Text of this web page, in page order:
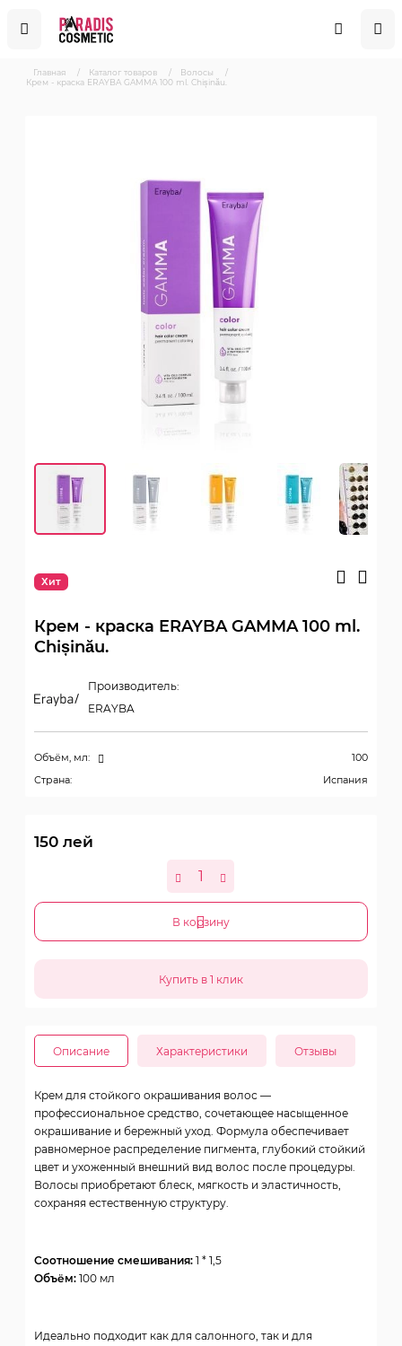
Главная / Каталог товаров / Волосы
/
Крем - краска ERAYBA GAMMA 100 ml. Chișinău.
Хит
Крем - краска ERAYBA GAMMA 100 ml.
Chișinău.
Производитель:
ERAYBA
Объём, мл:
100
Страна:
Испания
150 лей
В корзину
Описание Характеристики Отзывы
Крем для стойкого окрашивания волос —
профессиональное средство, сочетающее насыщенное
окрашивание и бережный уход. Формула обеспечивает
равномерное распределение пигмента, глубокий стойкий
цвет и ухоженный внешний вид волос после процедуры.
Волосы приобретают блеск, мягкость и эластичность,
сохраняя естественную структуру.
Соотношение смешивания: 1 * 1,5
Объём: 100 мл
Идеально подходит как для салонного, так и для